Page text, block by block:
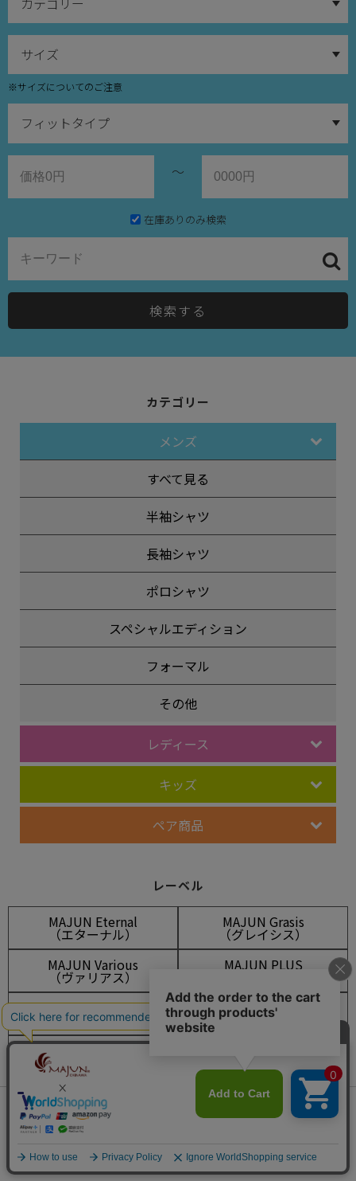
※サイズについてのご注意
～
在庫ありのみ検索
検索する
カテゴリー
メンズ
すべて見る
半袖シャツ
長袖シャツ
ポロシャツ
スペシャルエディション
フォーマル
その他
レディース
キッズ
ペア商品
レーベル
MAJUN Eternal
（エターナル）
MAJUN Grasis
（グレイシス）
MAJUN Various
（ヴァリアス）
MAJUN PLUS
MAJUN OKINAWA
（オキナワ）
OCEAN BLUE
（オーシャンブルー）
LEAF GREEN
（リーフグリーン）
SHISA WEAR
（シーサーウェア）
OUTLET
（アウトレット）
会員は935ポイント付与！
¥18,700税込